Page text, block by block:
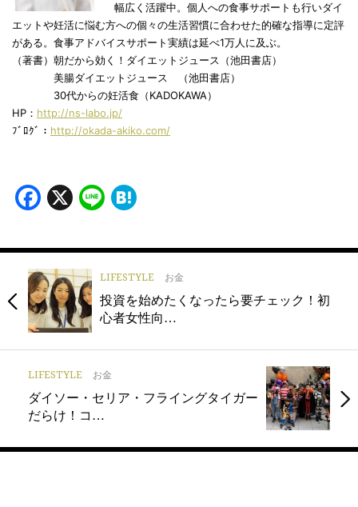
幅広く活躍中。個人への食事サポートも行いダイ
エットや妊活に悩む方への個々の生活習慣に合わせた的確な指導に定評
がある。食事アドバイスサポート実績は延べ1万人に及ぶ。
（著書）朝だから効く！ダイエットジュース（池田書店）
美腸ダイエットジュース （池田書店）
30代からの妊活食（KADOKAWA）
HP： http://ns-labo.jp/
ﾌﾞﾛｸﾞ： http://okada-akiko.com/
Facebook
X Line
LIFESTYLE お金
投資を始めたくなったら要チェック！初
心者女性向…
LIFESTYLE お金
ダイソー・セリア・フライングタイガー
だらけ！コ…